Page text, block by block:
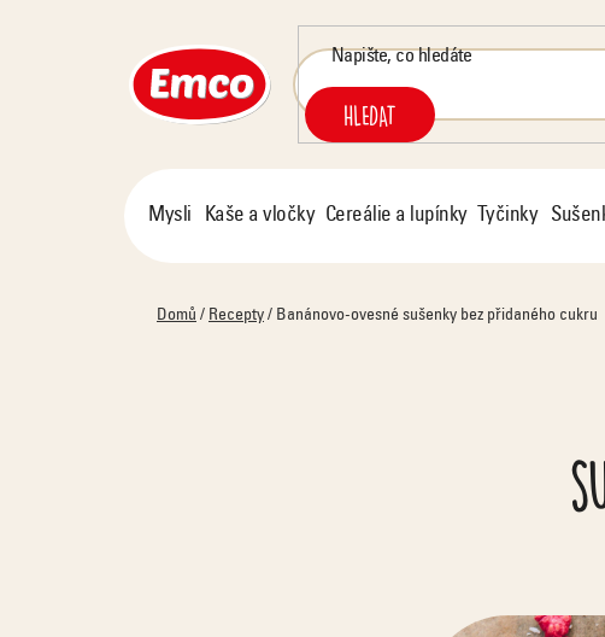
HLEDAT
Mysli Kaše a vločky Cereálie a lupínky Tyčinky
Domů / Recepty / Banánovo-ovesné sušenky bez přidaného cukru